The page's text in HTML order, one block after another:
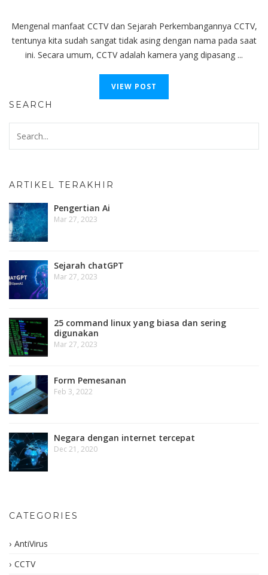
Mengenal manfaat CCTV dan Sejarah Perkembangannya CCTV,
tentunya kita sudah sangat tidak asing dengan nama pada saat
ini. Secara umum, CCTV adalah kamera yang dipasang ...
VIEW POST
SEARCH
ARTIKEL TERAKHIR
Pengertian Ai
Mar 27, 2023
Sejarah chatGPT
Mar 27, 2023
25 command linux yang biasa dan sering
digunakan
Mar 27, 2023
Form Pemesanan
Feb 3, 2022
Negara dengan internet tercepat
Dec 21, 2020
CATEGORIES
AntiVirus
CCTV